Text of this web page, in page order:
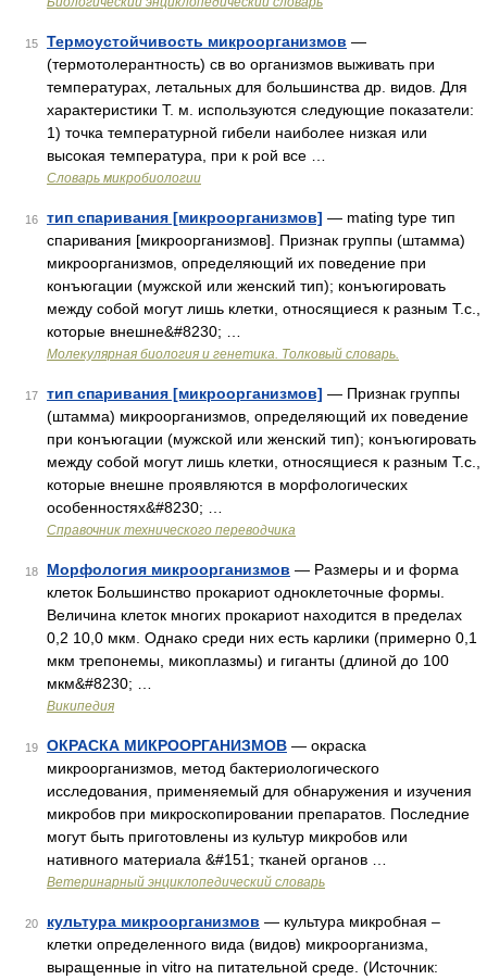
15 Термоустойчивость микроорганизмов —
(термотолерантность) св во организмов выживать при
температурах, летальных для большинства др. видов. Для
характеристики Т. м. используются следующие показатели:
1) точка температурной гибели наиболее низкая или
высокая температура, при к рой все …
Словарь микробиологии
16 тип спаривания [микроорганизмов] — mating type тип
спаривания [микроорганизмов]. Признак группы (штамма)
микроорганизмов, определяющий их поведение при
конъюгации (мужской или женский тип); конъюгировать
между собой могут лишь клетки, относящиеся к разным Т.с.,
которые внешне&#8230; …
Молекулярная биология и генетика. Толковый словарь.
17 тип спаривания [микроорганизмов] — Признак группы
(штамма) микроорганизмов, определяющий их поведение
при конъюгации (мужской или женский тип); конъюгировать
между собой могут лишь клетки, относящиеся к разным Т.с.,
которые внешне проявляются в морфологических
особенностях&#8230; …
Справочник технического переводчика
18 Морфология микроорганизмов — Размеры и и форма
клеток Большинство прокариот одноклеточные формы.
Величина клеток многих прокариот находится в пределах
0,2 10,0 мкм. Однако среди них есть карлики (примерно 0,1
мкм трепонемы, микоплазмы) и гиганты (длиной до 100
мкм&#8230; …
Википедия
19 ОКРАСКА МИКРООРГАНИЗМОВ — окраска
микроорганизмов, метод бактериологического
исследования, применяемый для обнаружения и изучения
микробов при микроскопировании препаратов. Последние
могут быть приготовлены из культур микробов или
нативного материала &#151; тканей органов …
Ветеринарный энциклопедический словарь
20 культура микроорганизмов — культура микробная –
клетки определенного вида (видов) микроорганизма,
выращенные in vitro на питательной среде. (Источник: